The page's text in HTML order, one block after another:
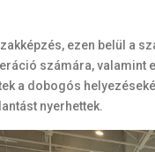
ezen belül a
számára,
a dobogós
nyerhettek.